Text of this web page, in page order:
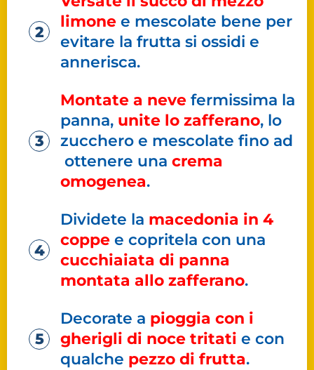
limone e mescolate bene per
evitare la frutta si ossidi e
annerisca.
Montate a neve fermissima la
panna, unite lo zafferano, lo
zucchero e mescolate fino ad
ottenere una crema
omogenea.
Dividete la macedonia in 4
coppe e copritela con una
cucchiaiata di panna
montata allo zafferano.
Decorate a pioggia con i
gherigli di noce tritati e con
qualche pezzo di frutta.